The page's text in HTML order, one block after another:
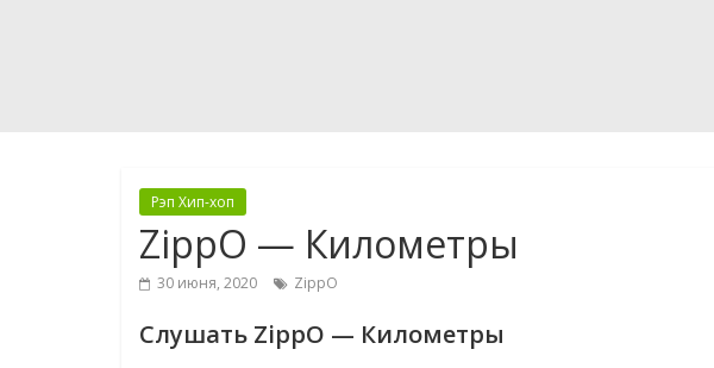
Рэп Хип-хоп
ZippO — Километры
30 июня, 2020 ZippO
Слушать ZippO — Километры